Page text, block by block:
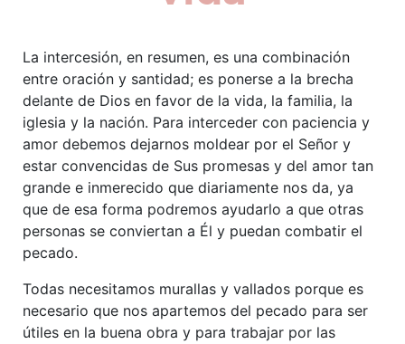
La intercesión, en resumen, es una combinación
entre oración y santidad; es ponerse a la brecha
delante de Dios en favor de la vida, la familia, la
iglesia y la nación. Para interceder con paciencia y
amor debemos dejarnos moldear por el Señor y
estar convencidas de Sus promesas y del amor tan
grande e inmerecido que diariamente nos da, ya
que de esa forma podremos ayudarlo a que otras
personas se conviertan a Él y puedan combatir el
pecado.
Todas necesitamos murallas y vallados porque es
necesario que nos apartemos del pecado para ser
útiles en la buena obra y para trabajar por las